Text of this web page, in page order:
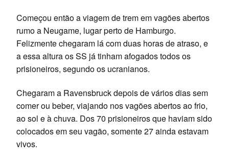
Começou então a viagem de trem em vagões abertos
rumo a Neugame, lugar perto de Hamburgo.
Felizmente chegaram lá com duas horas de atraso, e
a essa altura os SS já tinham afogados todos os
prisioneiros, segundo os ucranianos.
Chegaram a Ravensbruck depois de vários dias sem
comer ou beber, viajando nos vagões abertos ao frio,
ao sol e à chuva. Dos 70 prisioneiros que haviam sido
colocados em seu vagão, somente 27 ainda estavam
vivos.